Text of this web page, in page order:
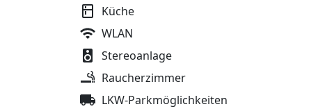
Küche
WLAN
Stereoanlage
Raucherzimmer
LKW-Parkmöglichkeiten